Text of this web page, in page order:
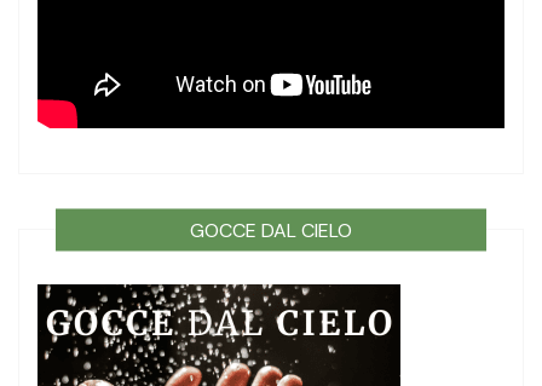
GOCCE DAL CIELO